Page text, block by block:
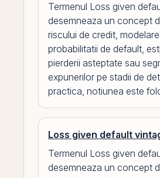
Termenul Loss given
desemneaza un concept
riscului de credit,
probabilitatii de default,
pierderii asteptate sau
expunerilor pe stadii de
practica, notiunea este
Loss given default
Termenul Loss given
desemneaza un concept